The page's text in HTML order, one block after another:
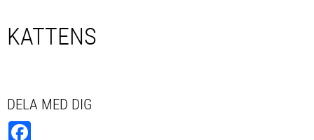
KATTENS
DELA MED DIG